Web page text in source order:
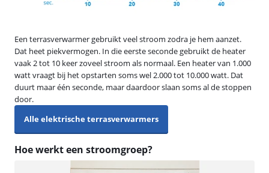
Een terrasverwarmer gebruikt veel stroom zodra je hem aanzet.
Dat heet piekvermogen. In die eerste seconde gebruikt de heater
vaak 2 tot 10 keer zoveel stroom als normaal. Een heater van 1.000
watt vraagt bij het opstarten soms wel 2.000 tot 10.000 watt. Dat
duurt maar één seconde, maar daardoor slaan soms al de stoppen
door.
Alle elektrische terrasverwarmers
Hoe werkt een stroomgroep?